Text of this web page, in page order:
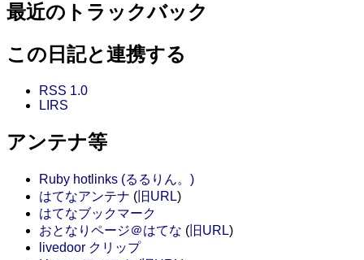
最近のトラックバック
この日記と連携する
RSS 1.0
LIRS
アンテナ等
Ruby hotlinks (るるりん。)
はてなアンテナ ( 旧URL)
はてなブックマーク
おとなりページ＠はてな ( 旧URL)
livedoor クリップ